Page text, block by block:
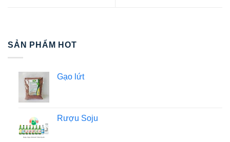
SẢN PHẨM HOT
Gạo lứt
Rượu Soju